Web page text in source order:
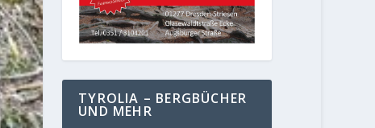
TYROLIA – BERGBÜCHER
UND MEHR